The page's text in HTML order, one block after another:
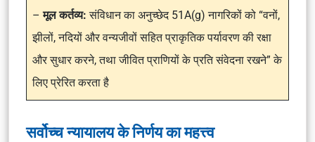
–मूल कर्तव्य: संविधान का अनुच्छेद 51A(g) नागरिकों को “वनों,
झीलों, नदियों और वन्यजीवों सहित प्राकृतिक पर्यावरण की रक्षा
और सुधार करने, तथा जीवित प्राणियों के प्रति संवेदना रखने” के
लिए प्रेरित करता है
सर्वोच्च न्यायालय के निर्णय का महत्त्व